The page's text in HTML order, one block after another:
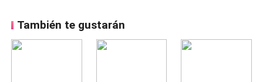
También te gustarán